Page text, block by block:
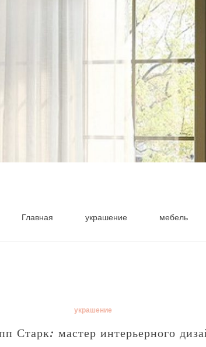
Главная украшение мебель
украшение
Старк: мастер интерьерного